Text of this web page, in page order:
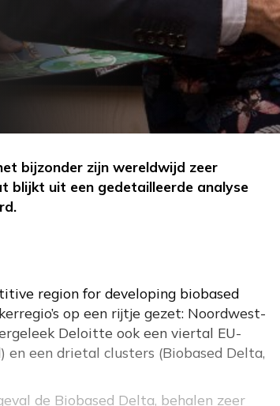
bijzonder zijn wereldwijd zeer
blijkt uit een gedetailleerde analyse
region for developing biobased
op een rijtje gezet: Noordwest-
Deloitte ook een viertal EU-
en een drietal clusters (Biobased Delta,
de Biobased Delta, behalen zeer